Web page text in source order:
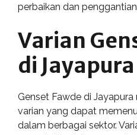
perbaikan dan
Varian
di Jayapura
Genset Fawde di
varian yang dapat
dalam berbagai sektor.